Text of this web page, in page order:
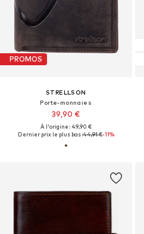
PROMOS
STRELLSON
Porte-monnaies
39,90 €
À l'origine : 49,90 €
Dernier prix le plus bas :44,91 €-11%